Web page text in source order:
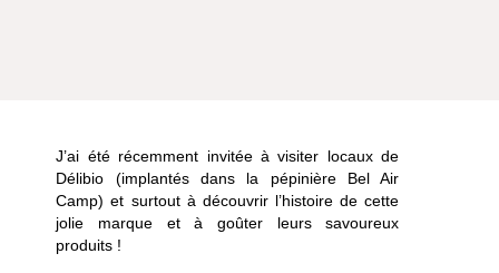
J’ai été récemment invitée à visiter locaux de
Délibio (implantés dans la pépinière Bel Air
Camp) et surtout à découvrir l’histoire de cette
jolie marque et à goûter leurs savoureux
produits !